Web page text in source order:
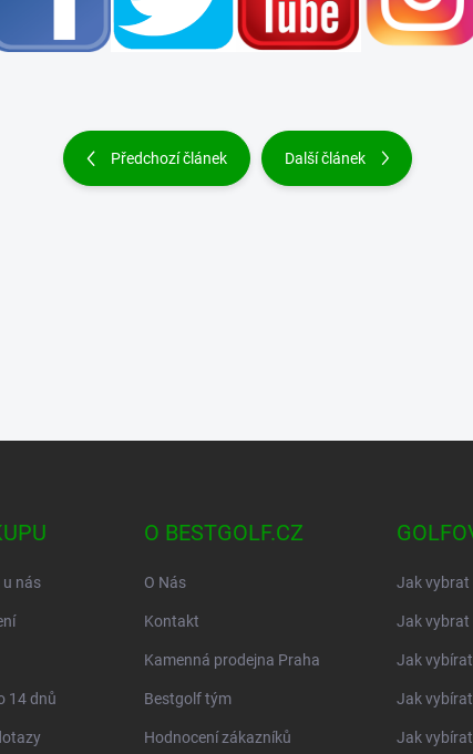
Předchozí článek Další článek
nás
14 dnů
O BESTGOLF.CZ
O Nás
Kontakt
Kamenná prodejna Praha
Bestgolf tým
Hodnocení zákazníků
Jak vybrat
Jak vybrat
Jak
Jak
Jak